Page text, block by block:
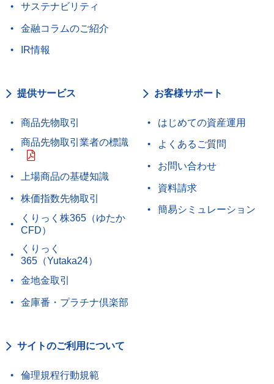
サステナビリティ
金融コラムのご紹介
IR情報
提供サービス
商品先物取引
商品先物取引業者の標識
上場商品の基礎知識
株価指数先物取引
くりっく株365（ゆたか
CFD）
くりっく
365（Yutaka24）
金地金取引
金庫番・プラチナ倶楽部
お客様サポート
はじめての資産運用
よくあるご質問
お問い合わせ
資料請求
簡易シミュレーション
サイトのご利用について
倫理規程行動規範